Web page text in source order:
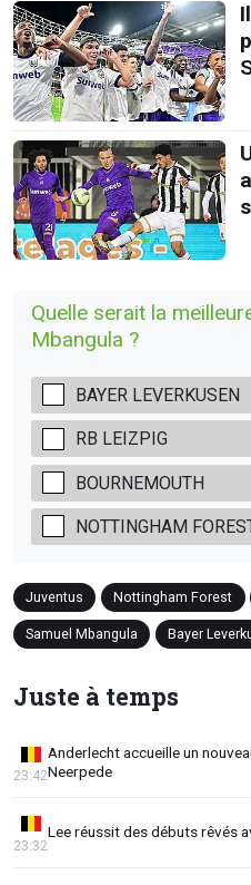
Quelle serait la
Mbangula ?
BAYER LEVERKUSEN
RB LEIZPIG
BOURNEMOUTH
NOTTINGHAM
Juventus Nottingham Forest
Samuel Mbangula Bayer
Juste à temps
Anderlecht accueille un
Neerpede
23:42
Lee réussit des débuts rêvés
23:32